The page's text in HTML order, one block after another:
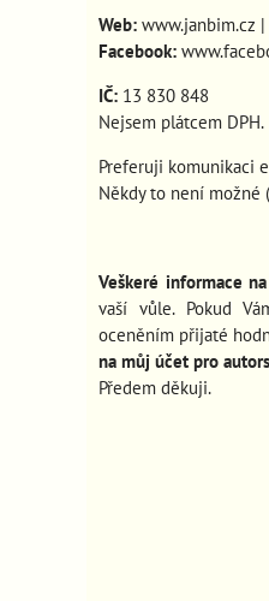
Web: www.janbim.cz |
Facebook:
IČ: 13 830 848
Nejsem plátcem DPH.
Preferuji komunikaci
Někdy to není možné
Veškeré informace
vaší vůle. Pokud
oceněním přijaté
na můj účet pro
Předem děkuji.